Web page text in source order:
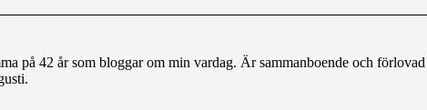
på 42 år som bloggar om min vardag. Är sammanboende och förlovad